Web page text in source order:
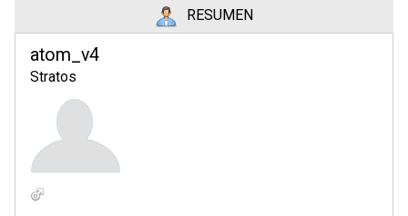
RESUMEN
atom_v4
Stratos